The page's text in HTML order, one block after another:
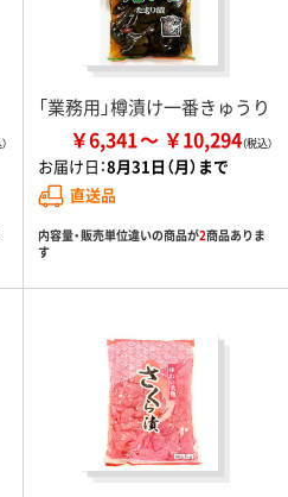
「業務用」樽漬け一番きゅうり
￥6,341 ￥10,294
お届け日：8月31日（月）まで
直送品
内容量・販売単位違いの商品が2商品ありま
す